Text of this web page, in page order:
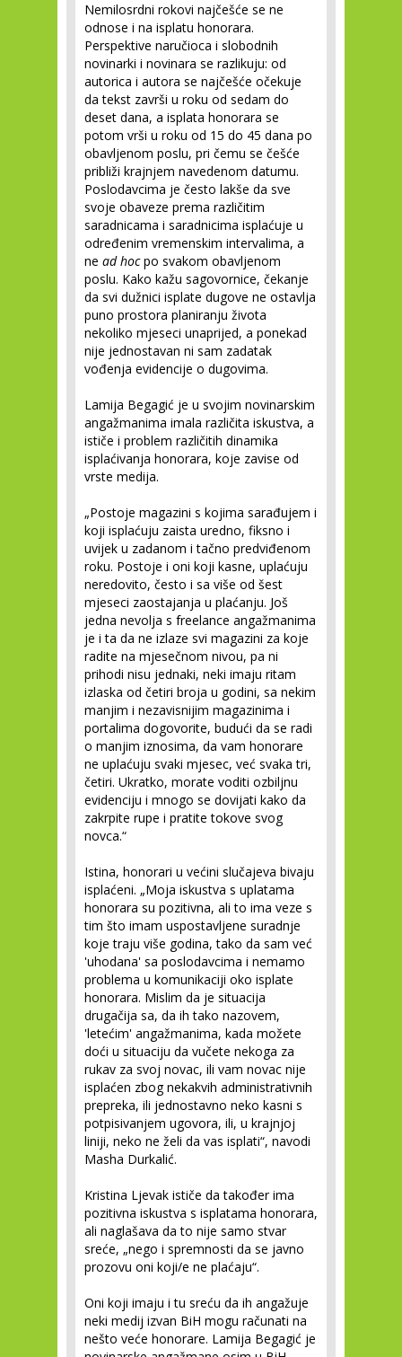
Nemilosrdni rokovi najčešće se ne
odnose i na isplatu honorara.
Perspektive naručioca i slobodnih
novinarki i novinara se razlikuju: od
autorica i autora se najčešće očekuje
da tekst završi u roku od sedam do
deset dana, a isplata honorara se
potom vrši u roku od 15 do 45 dana po
obavljenom poslu, pri čemu se češće
približi krajnjem navedenom datumu.
Poslodavcima je često lakše da sve
svoje obaveze prema različitim
saradnicama i saradnicima isplaćuje u
određenim vremenskim intervalima, a
ne ad hocpo svakom obavljenom
poslu. Kako kažu sagovornice, čekanje
da svi dužnici isplate dugove ne ostavlja
puno prostora planiranju života
nekoliko mjeseci unaprijed, a ponekad
nije jednostavan ni sam zadatak
vođenja evidencije o dugovima.
Lamija Begagić je u svojim novinarskim
angažmanima imala različita iskustva, a
ističe i problem različitih dinamika
isplaćivanja honorara, koje zavise od
vrste medija.
„Postoje magazini s kojima sarađujem i
koji isplaćuju zaista uredno, fiksno i
uvijek u zadanom i tačno predviđenom
roku. Postoje i oni koji kasne, uplaćuju
neredovito, često i sa više od šest
mjeseci zaostajanja u plaćanju. Još
jedna nevolja s freelance angažmanima
je i ta da ne izlaze svi magazini za koje
radite na mjesečnom nivou, pa ni
prihodi nisu jednaki, neki imaju ritam
izlaska od četiri broja u godini, sa nekim
manjim i nezavisnijim magazinima i
portalima dogovorite, budući da se radi
o manjim iznosima, da vam honorare
ne uplaćuju svaki mjesec, već svaka tri,
četiri. Ukratko, morate voditi ozbiljnu
evidenciju i mnogo se dovijati kako da
zakrpite rupe i pratite tokove svog
novca.“
Istina, honorari u većini slučajeva bivaju
isplaćeni. „Moja iskustva s uplatama
honorara su pozitivna, ali to ima veze s
tim što imam uspostavljene suradnje
koje traju više godina, tako da sam već
'uhodana' sa poslodavcima i nemamo
problema u komunikaciji oko isplate
honorara. Mislim da je situacija
drugačija sa, da ih tako nazovem,
'letećim' angažmanima, kada možete
doći u situaciju da vučete nekoga za
rukav za svoj novac, ili vam novac nije
isplaćen zbog nekakvih administrativnih
prepreka, ili jednostavno neko kasni s
potpisivanjem ugovora, ili, u krajnjoj
liniji, neko ne želi da vas isplati“, navodi
Masha Durkalić.
Kristina Ljevak ističe da također ima
pozitivna iskustva s isplatama honorara,
ali naglašava da to nije samo stvar
sreće, „nego i spremnosti da se javno
prozovu oni koji/e ne plaćaju“.
Oni koji imaju i tu sreću da ih angažuje
neki medij izvan BiH mogu računati na
nešto veće honorare. Lamija Begagić je